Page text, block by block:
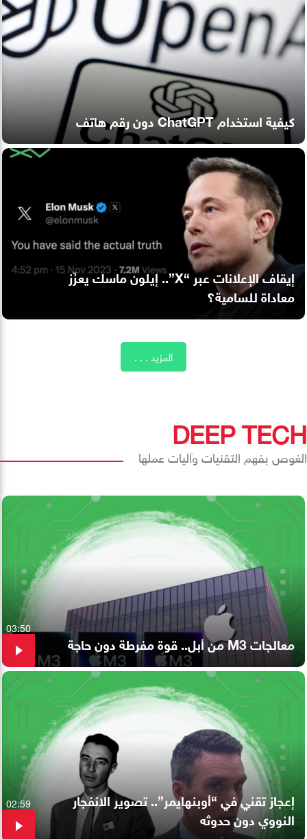
كيفية استخدام ChatGPT دون رقم هاتف
إيقاف الإعلانات عبر “X”.. إيلون ماسك يعزّز
معاداة للسامية؟
المزيد . . .
DEEP TECH
الغوص بفهم التقنيات وآليات عملها
معالجات M3 من أبل.. قوة مفرطة دون حاجة
03:50
إعجاز تقني في “أوبنهايمر”.. تصوير الانفجار
النووي دون حدوثه
02:59